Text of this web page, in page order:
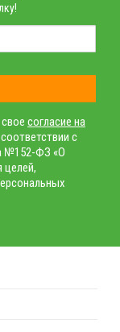
согласие на
с
№152-ФЗ «О
целей,